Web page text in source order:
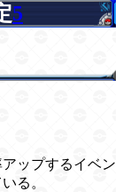
5
ップするイベン
る。